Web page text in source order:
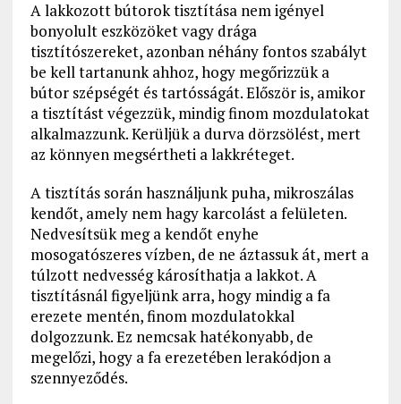
A lakkozott bútorok tisztítása nem igényel
bonyolult eszközöket vagy drága
tisztítószereket, azonban néhány fontos szabályt
be kell tartanunk ahhoz, hogy megőrizzük a
bútor szépségét és tartósságát. Először is, amikor
a tisztítást végezzük, mindig finom mozdulatokat
alkalmazzunk. Kerüljük a durva dörzsölést, mert
az könnyen megsértheti a lakkréteget.
A tisztítás során használjunk puha, mikroszálas
kendőt, amely nem hagy karcolást a felületen.
Nedvesítsük meg a kendőt enyhe
mosogatószeres vízben, de ne áztassuk át, mert a
túlzott nedvesség károsíthatja a lakkot. A
tisztításnál figyeljünk arra, hogy mindig a fa
erezete mentén, finom mozdulatokkal
dolgozzunk. Ez nemcsak hatékonyabb, de
megelőzi, hogy a fa erezetében lerakódjon a
szennyeződés.